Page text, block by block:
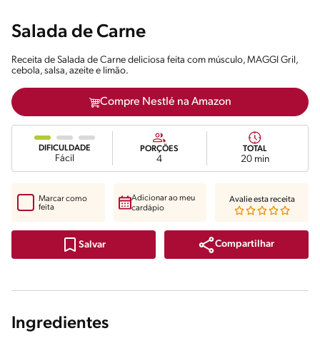
Salada de Carne
Receita de Salada de Carne deliciosa feita com músculo, MAGGI Gril,
cebola, salsa, azeite e limão.
Compre Nestlé na Amazon
DIFICULDADE
Fácil
PORÇÕES
4
TOTAL
20 min
Salvar Compartilhar
Marcar como
feita
Adicionar ao meu
cardápio
Avalie esta receita
Ingredientes